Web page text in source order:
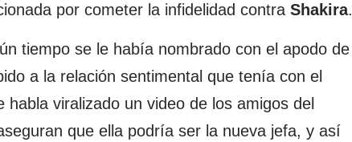
por cometer la infidelidad contra Shakira.
tiempo se le había nombrado con el apodo de
a la relación sentimental que tenía con el
viralizado un video de los amigos del
que ella podría ser la nueva jefa, y así